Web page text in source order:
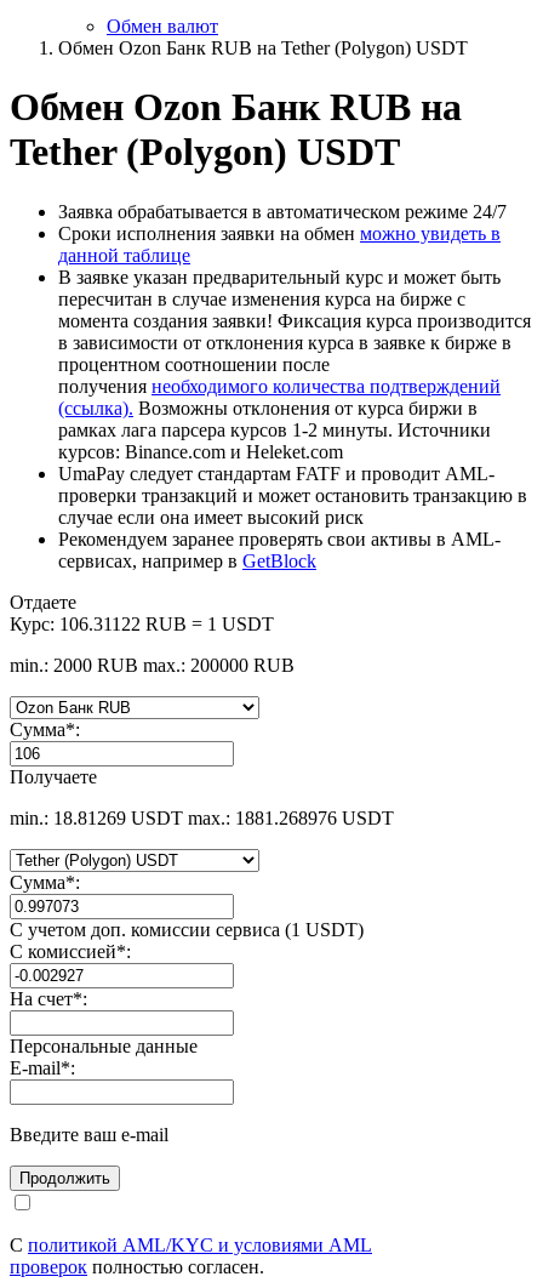
Обмен валют
Обмен Ozon Банк RUB на Tether (Polygon) USDT
Обмен Ozon Банк RUB на
Tether (Polygon) USDT
Заявка обрабатывается в автоматическом режиме 24/7
Сроки исполнения заявки на обмен можно увидеть в
данной таблице
В заявке указан предварительный курс и может быть
пересчитан в случае изменения курса на бирже с
момента создания заявки! Фиксация курса производится
в зависимости от отклонения курса в заявке к бирже в
процентном соотношении после
получения необходимого количества подтверждений
(ссылка). Возможны отклонения от курса биржи в
рамках лага парсера курсов 1-2 минуты. Источники
курсов: Binance.com и Heleket.com
UmaPay следует стандартам FATF и проводит AML-
проверки транзакций и может остановить транзакцию в
случае если она имеет высокий риск
Рекомендуем заранее проверять свои активы в AML-
сервисах, например в GetBlock
Отдаете
Курс: 106.31122 RUB = 1 USDT
min.: 2000 RUB max.: 200000 RUB
Сумма*:
Получаете
min.: 18.81269 USDT max.: 1881.268976 USDT
Сумма*:
С учетом доп. комиссии сервиса (1 USDT)
С комиссией*:
На счет*:
Персональные данные
E-mail*:
Введите ваш e-mail
С политикой AML/KYC и условиями AML
проверок полностью согласен.